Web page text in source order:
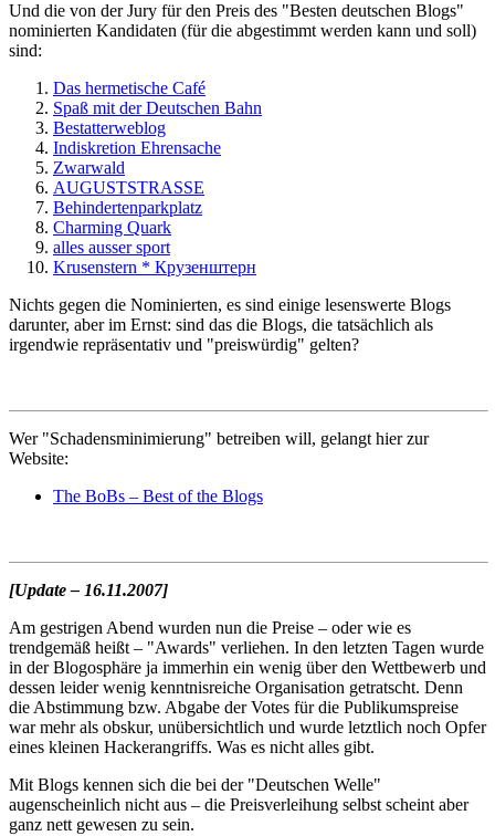
Und die von der Jury für den Preis des "Besten deutschen Blogs"
nominierten Kandidaten (für die abgestimmt werden kann und soll)
sind:
Das hermetische Café
Spaß mit der Deutschen Bahn
Bestatterweblog
Indiskretion Ehrensache
Zwarwald
AUGUSTSTRASSE
Behindertenparkplatz
Charming Quark
alles ausser sport
Krusenstern * Крузенштерн
Nichts gegen die Nominierten, es sind einige lesenswerte Blogs
darunter, aber im Ernst: sind das die Blogs, die tatsächlich als
irgendwie repräsentativ und "preiswürdig" gelten?
Wer "Schadensminimierung" betreiben will, gelangt hier zur
Website:
The BoBs – Best of the Blogs
[Update – 16.11.2007]
Am gestrigen Abend wurden nun die Preise – oder wie es
trendgemäß heißt – "Awards" verliehen. In den letzten Tagen wurde
in der Blogosphäre ja immerhin ein wenig über den Wettbewerb und
dessen leider wenig kenntnisreiche Organisation getratscht. Denn
die Abstimmung bzw. Abgabe der Votes für die Publikumspreise
war mehr als obskur, unübersichtlich und wurde letztlich noch Opfer
eines kleinen Hackerangriffs. Was es nicht alles gibt.
Mit Blogs kennen sich die bei der "Deutschen Welle"
augenscheinlich nicht aus – die Preisverleihung selbst scheint aber
ganz nett gewesen zu sein.